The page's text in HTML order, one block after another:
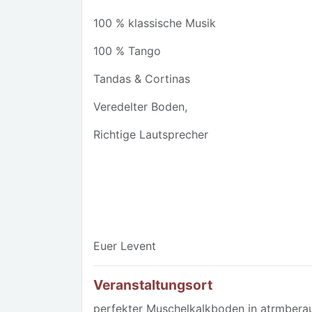
100 % klassische Musik
100 % Tango
Tandas & Cortinas
Veredelter Boden,
Richtige Lautsprecher
Euer Levent
Veranstaltungsort
perfekter Muschelkalkboden in